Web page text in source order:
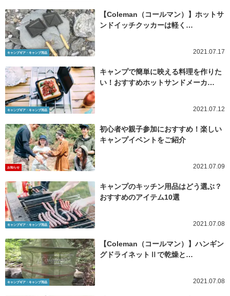
キャンプギア・キャンプ用品
【Coleman（コールマン）】ホットサ
ンドイッチクッカーは軽く…
2021.07.17
キャンプギア・キャンプ用品
キャンプで簡単に映える料理を作りた
い！おすすめホットサンドメーカ…
2021.07.12
お知らせ
初心者や親子参加におすすめ！楽しい
キャンプイベントをご紹介
2021.07.09
キャンプギア・キャンプ用品
キャンプのキッチン用品はどう選ぶ？
おすすめのアイテム10選
2021.07.08
キャンプギア・キャンプ用品
【Coleman（コールマン）】ハンギン
グドライネットⅡで乾燥と…
2021.07.08